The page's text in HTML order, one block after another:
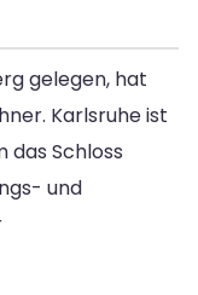
gelegen, hat
Karlsruhe ist
Schloss
und